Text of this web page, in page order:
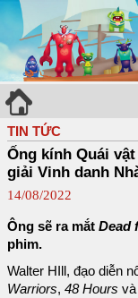
TIN TỨC
Ống kính Quái
giải Vinh danh
14/08/2022
Ông sẽ ra mắt Dead
phim.
Walter HIll, đạo diễn
Warriors, 48 ​​Hours và